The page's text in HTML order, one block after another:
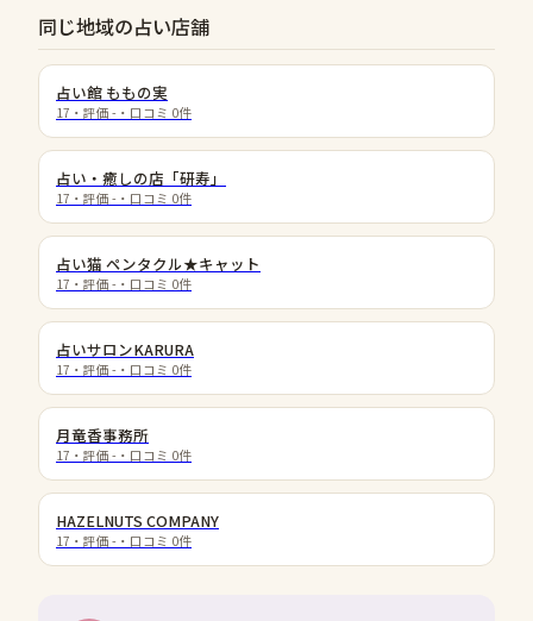
同じ地域の占い店舗
占い館 ももの実
17 ・評価 - ・口コミ 0件
占い・癒しの店「研寿」
17 ・評価 - ・口コミ 0件
占い猫 ペンタクル★キャット
17 ・評価 - ・口コミ 0件
占いサロンKARURA
17 ・評価 - ・口コミ 0件
月竜香事務所
17 ・評価 - ・口コミ 0件
HAZELNUTS COMPANY
17 ・評価 - ・口コミ 0件